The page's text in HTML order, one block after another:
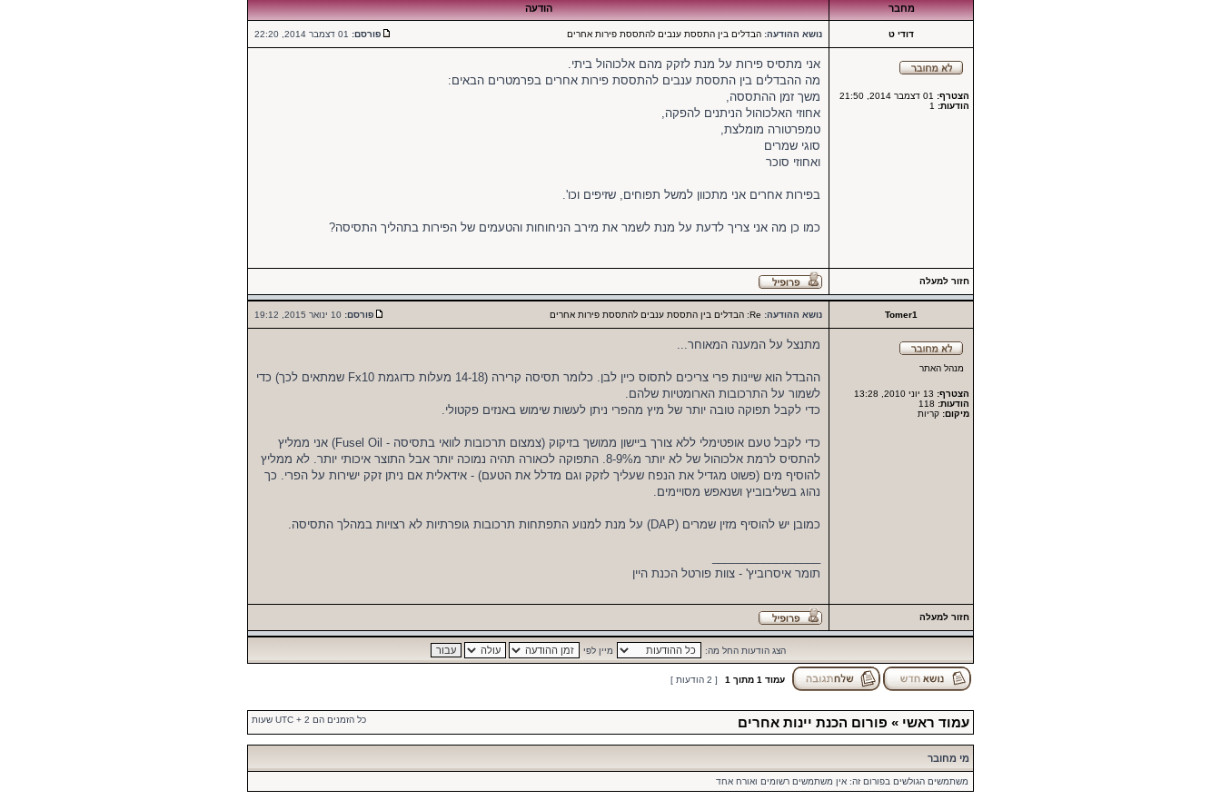
מחבר הודעה
דודי ט נושא ההודעה: הבדלים בין התססת ענבים להתססת פירות אחרים פורסם:
הצטרף:
הודעות:
אני מתסיס פירות על מנת לזקק מהם אלכוהול ביתי.
מה ההבדלים בין התססת ענבים להתססת פירות אחרים בפרמטרים הבאים:
משך זמן ההתססה,
אחוזי האלכוהול הניתנים להפקה,
טמפרטורה מומלצת,
סוגי שמרים
ואחוזי סוכר
בפירות אחרים אני מתכוון למשל תפוחים, שזיפים וכו'.
כמו כן מה אני צריך לדעת על מנת לשמר את מירב הניחוחות והטעמים של הפירות בתהליך התסיסה?
חזור למעלה
Tomer1 נושא ההודעה: Re: הבדלים בין התססת ענבים להתססת פירות אחרים פורסם:
מנהל האתר
הצטרף:
הודעות:
מיקום: קריות
מתנצל על המענה המאוחר...
ההבדל הוא שיינות פרי צריכים לתסוס כיין לבן. כלומר תסיסה קרירה (14-18 מעלות כדוגמת Fx10 שמתאים לכך) כדי
לשמור על התרכובות הארומטיות שלהם.
כדי לקבל תפוקה טובה יותר של מיץ מהפרי ניתן לעשות שימוש באנזים פקטולי.
כדי לקבל טעם אופטימלי ללא צורך ביישון ממושך בזיקוק (צמצום תרכובות לוואי בתסיסה - Fusel Oil) אני ממליץ
להתסיס לרמת אלכוהול של לא יותר מ8-9%. התפוקה לכאורה תהיה נמוכה יותר אבל התוצר איכותי יותר. לא ממליץ
להוסיף מים (פשוט מגדיל את הנפח שעליך לזקק וגם מדלל את הטעם) - אידאלית אם ניתן זקק ישירות על הפרי. כך
נהוג בשליבוביץ ושנאפש מסויימים.
כמובן יש להוסיף מזין שמרים (DAP) על מנת למנוע התפתחות תרכובות גופרתיות לא רצויות במהלך התסיסה.
תומר איסרוביץ' - צוות פורטל הכנת היין
חזור למעלה
הצג הודעות החל מה: מיין לפי
עמוד 1 מתוך 1 [ 2 הודעות ]
עמוד ראשי » פורום הכנת יינות אחרים כל הזמנים הם UTC + 2 שעות
מי מחובר
משתמשים הגולשים בפורום זה: אין משתמשים רשומים ואורח אחד